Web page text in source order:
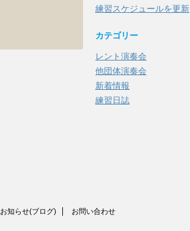
練習スケジュールを更新
カテゴリー
レント演奏会
他団体演奏会
新着情報
練習日誌
お知らせ(ブログ) お問い合わせ